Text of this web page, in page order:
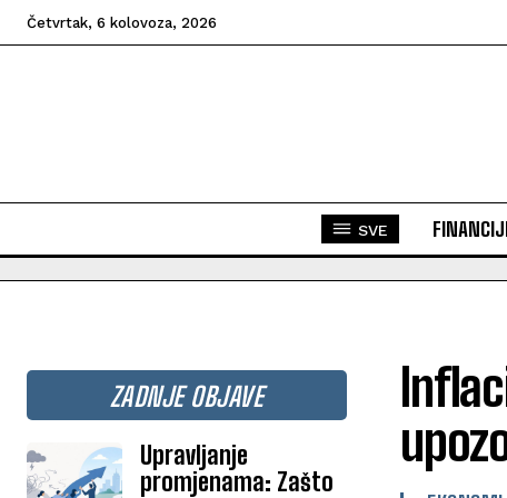
Četvrtak, 6 kolovoza, 2026
SVE
ZADNJE OBJAVE
Upravljanje
promjenama: Zašto